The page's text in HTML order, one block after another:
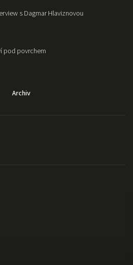
s Dagmar Hlaviznovou
pod povrchem
Archiv